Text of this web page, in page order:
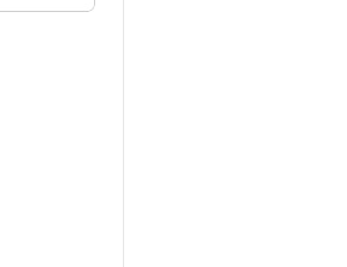
lib
<
h4> <
get_fl